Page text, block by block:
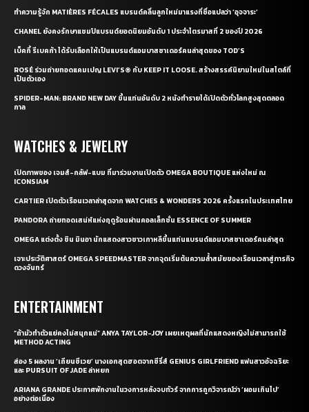
ทำความรู้จัก MATIÈRES FÉCALES แบรนด์คลื่นลูกใหม่มาแรงที่ชื่อแปลว่า ‘อุจจาระ’
CHANEL ยังคงรักษาแชมป์แบรนด์ยอดนิยมอันดับ 1 ประจำไตรมาสที่ 2 ของปี 2026
เบ็คกี้ รีเบคก้า ได้รับเลือกให้เป็นแบรนด์แอมบาสซาเดอร์คนล่าสุดของ TOD’S
ROSÉ ร่วมถ่ายทอดแคมเปญ LEVI’S® กับ KEEP IT LOOSE. สร้างสรรค์นิยามใหม่ในสไตล์ที่
เป็นตัวเอง
SPIDER-MAN: BRAND NEW DAY ขึ้นแท่นอันดับ 2 หนังทำรายได้เปิดตัวทั่วโลกสูงสุดตลอด
กาล
WATCHES & JEWELRY
เปิดภาพของ เจมส์-กลัฟ-แบม ที่มาร่วมงานเปิดตัว OMEGA BOUTIQUE แห่งใหม่ ณ
ICONSIAM
CARTIER เปิดตัวเรือนเวลาล่าสุดจาก WATCHES & WONDERS 2026 ครั้งแรกในประเทศไทย
PANDORA ถ่ายทอดเสน่ห์แห่งฤดูร้อนผ่านคอลเล็กชั่น ESSENCE OF SUMMER
OMEGA แต่งตั้ง ชิน มินอา นักแสดงสาวชาวเกาหลีขึ้นแท่นแบรนด์แอมบาสซาเดอร์คนล่าสุด
เจาะประวัติศาสตร์ OMEGA SPEEDMASTER จากจุดเริ่มต้นความล้ำสมัยของเรือนเวลาสู่ภารกิจ
ดวงจันทร์
ENTERTAINMENT
“ถ้ามัวทำตัวแย่คงไม่สนุกแน่” ANYA TAYLOR-JOY เผยเหตุผลที่นักแสดงหญิงไม่สามารถใช้
METHOD ACTING
ส่อง 5 ผลงาน ‘เถียนซีเวย’ นางเอกสุดฮอตจากซีรี่ส์ GENIUS GIRLFRIEND แฟนสาวอัจฉริยะ
และ PURSUIT OF JADE ล่าหยก
ARIANA GRANDE ประกาศพักงานในวงการหลังจบทัวร์ จากการถูกวิจารณ์ว่า ‘ผอมเกินไป’
อย่างต่อเนื่อง